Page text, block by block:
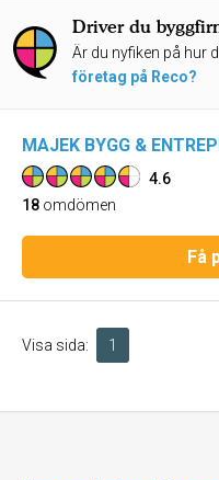
Driver du
Är du nyfiken på hur
företag på Reco?
MAJEK BYGG &
4.6
18 omdömen
Få
Visa sida: 1